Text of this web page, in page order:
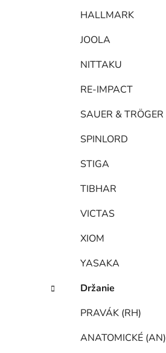
HALLMARK
JOOLA
NITTAKU
RE-IMPACT
SAUER & TRÖGER
SPINLORD
STIGA
TIBHAR
VICTAS
XIOM
YASAKA
Držanie
PRAVÁK (RH)
ANATOMICKÉ (AN)